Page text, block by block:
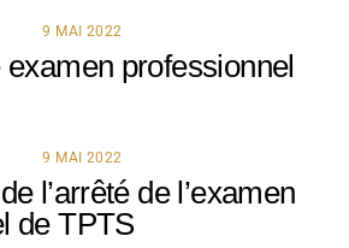
9 MAI 2022
professionnel
9 MAI 2022
l’arrêté de l’examen
de TPTS